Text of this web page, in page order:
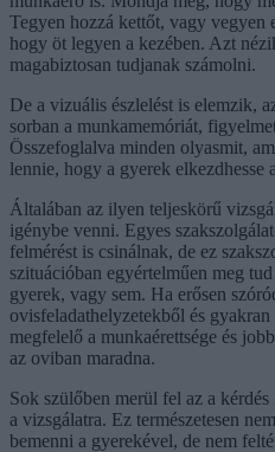
Tegyen hozzá kettőt, vagy vegyen
hogy öt legyen a kezében. Azt
magabiztosan tudjanak számolni.
De a vizuális észlelést is elemzik,
sorban a munkamemóriát,
Összefoglalva minden olyasmit,
lennie, hogy a gyerek elkezdhesse
Általában az ilyen teljeskörű
igénybe venni. Egyes
felmérést is csinálnak, de ez
szituációban egyértelműen meg
gyerek, vagy sem. Ha erősen
ovisfeladathelyzetekből és
megfelelő a munkaérettsége és
az oviban maradna.
Sok szülőben merül fel az a
a vizsgálatra. Ez természetesen
bemenni a gyerekével, de nem